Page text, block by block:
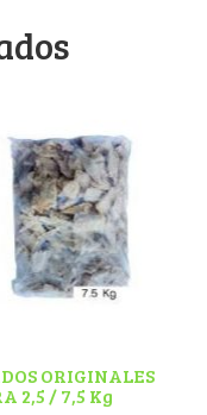
ORIGINALES
2,5 / 7,5 Kg